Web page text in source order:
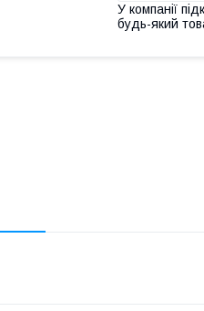
У компанії
будь-який